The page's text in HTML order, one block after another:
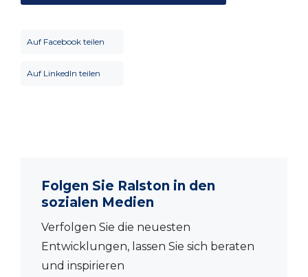
Auf Facebook teilen
Auf LinkedIn teilen
Folgen Sie Ralston in den
sozialen Medien
Verfolgen Sie die neuesten
Entwicklungen, lassen Sie sich beraten
und inspirieren